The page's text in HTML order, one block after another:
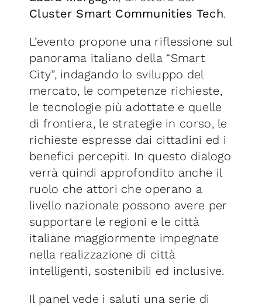
Cluster Smart Communities Tech.
L’evento propone una riflessione sul
panorama italiano della “Smart
City”, indagando lo sviluppo del
mercato, le competenze richieste,
le tecnologie più adottate e quelle
di frontiera, le strategie in corso, le
richieste espresse dai cittadini ed i
benefici percepiti. In questo dialogo
verrà quindi approfondito anche il
ruolo che attori che operano a
livello nazionale possono avere per
supportare le regioni e le città
italiane maggiormente impegnate
nella realizzazione di città
intelligenti, sostenibili ed inclusive.
Il panel vede i saluti una serie di